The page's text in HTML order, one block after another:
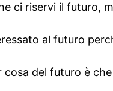
ci riservi il futuro,
al futuro
cosa del futuro è